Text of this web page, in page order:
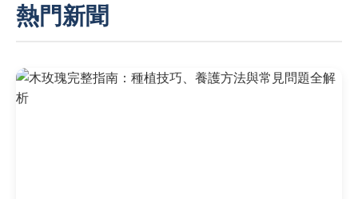
熱門新聞